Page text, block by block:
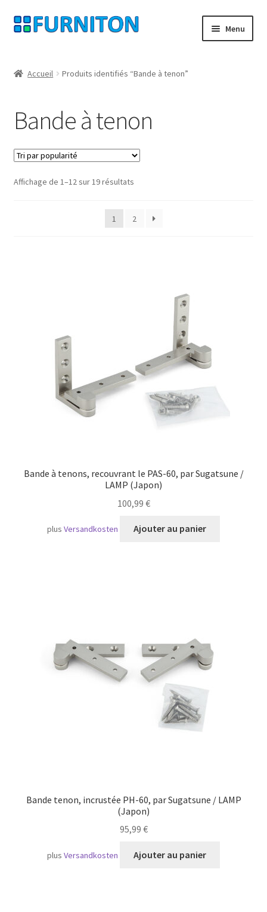
Aller
à
navigation
Aller
au
Menu
Protection des données
Droit de rétractation
Contact
Accueil Produits identifiés “Bande à tenon”
Bande à tenon
Affichage de 1–12 sur 19 résultatsTrié
1
2
Bande à tenons, recouvrant le PAS-60, par Sugatsune /
LAMP (Japon)
100,99 €
plusVersandkosten Ajouter au panier
Bande tenon, incrustée PH-60, par Sugatsune / LAMP
(Japon)
95,99 €
plusVersandkosten Ajouter au panier